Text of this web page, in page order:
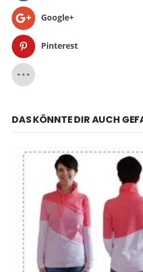
Google+
Pinterest
DAS KÖNNTE DIR AUCH